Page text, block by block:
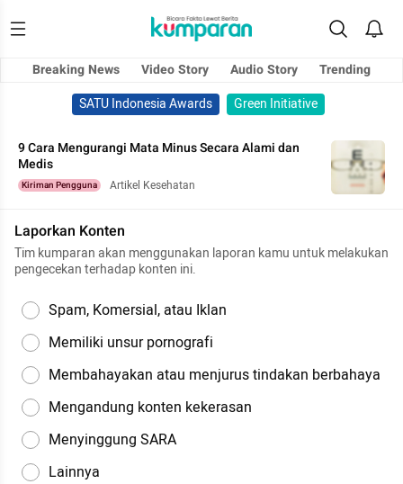
Breaking News Video Story Audio Story
Trending
SATU Indonesia Awards
Green Initiative
9 Cara Mengurangi Mata Minus Secara Alami dan
Medis
Kiriman Pengguna Artikel Kesehatan
Laporkan Konten
Tim kumparan akan menggunakan laporan kamu untuk melakukan
pengecekan terhadap konten ini.
Spam, Komersial, atau Iklan
Memiliki unsur pornografi
Membahayakan atau menjurus tindakan berbahaya
Mengandung konten kekerasan
Menyinggung SARA
Lainnya